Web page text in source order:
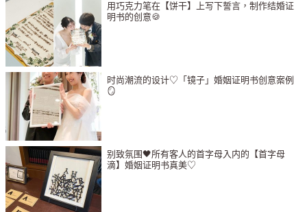
用巧克力笔在【饼干】上写下誓言，制作结婚证
明书的创意🍪
时尚潮流的设计♡「镜子」婚姻证明书创意案例
🪞
别致氛围🖤所有客人的首字母入内的【首字母
滴】婚姻证明书真美♡